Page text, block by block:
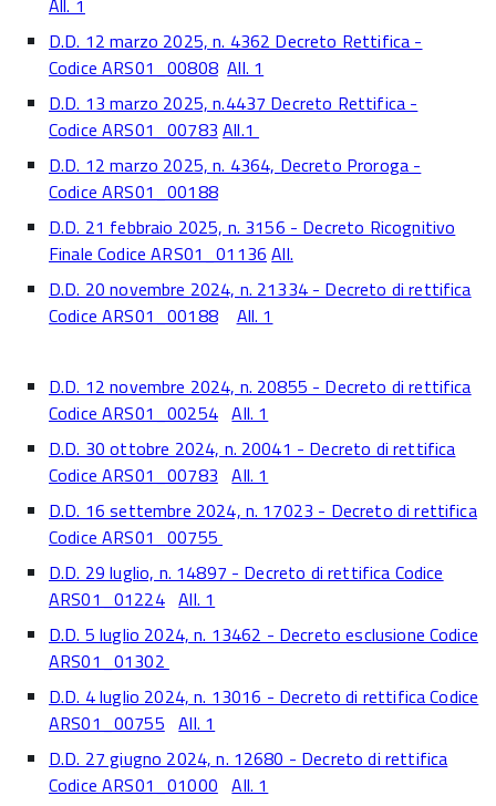
All. 1
D.D. 12 marzo 2025, n. 4362 Decreto Rettifica -
Codice ARS01_00808 All. 1
D.D. 13 marzo 2025, n.4437 Decreto Rettifica -
Codice ARS01_00783 All.1
D.D. 12 marzo 2025, n. 4364, Decreto Proroga -
Codice ARS01_00188
D.D. 21 febbraio 2025, n. 3156 - Decreto Ricognitivo
Finale Codice ARS01_01136 All.
D.D. 20 novembre 2024, n. 21334 - Decreto di rettifica
Codice ARS01_00188
All. 1
D.D. 12 novembre 2024, n. 20855 - Decreto di rettifica
Codice ARS01_00254 All. 1
D.D. 30 ottobre 2024, n. 20041 - Decreto di rettifica
Codice ARS01_00783 All. 1
D.D. 16 settembre 2024, n. 17023 - Decreto di rettifica
Codice ARS01_00755
D.D. 29 luglio, n. 14897 - Decreto di rettifica Codice
ARS01_01224 All. 1
D.D. 5 luglio 2024, n. 13462 - Decreto esclusione Codice
ARS01_01302
D.D. 4 luglio 2024, n. 13016 - Decreto di rettifica Codice
ARS01_00755 All. 1
D.D. 27 giugno 2024, n. 12680 - Decreto di rettifica
Codice ARS01_01000 All. 1